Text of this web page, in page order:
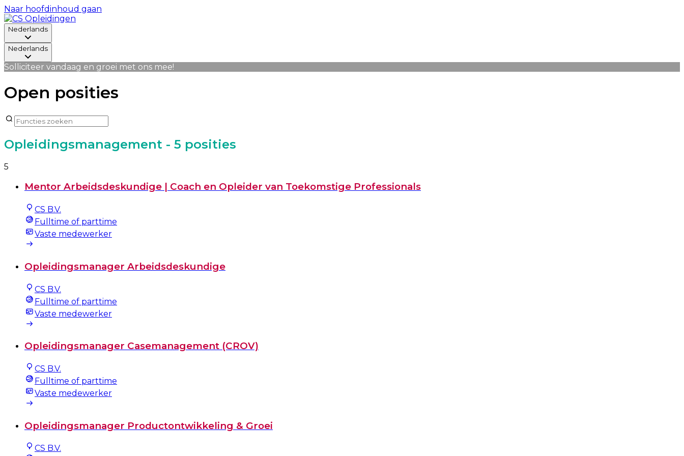
Naar hoofdinhoud gaan
Nederlands
Nederlands
Solliciteer vandaag en groei met ons mee!
Open posities
Opleidingsmanagement - 5 posities
5
Mentor Arbeidsdeskundige | Coach en Opleider van Toekomstige Professionals
CS B.V.
Fulltime of parttime
Vaste medewerker
Opleidingsmanager Arbeidsdeskundige
CS B.V.
Fulltime of parttime
Vaste medewerker
Opleidingsmanager Casemanagement (CROV)
CS B.V.
Fulltime of parttime
Vaste medewerker
Opleidingsmanager Productontwikkeling & Groei
CS B.V.